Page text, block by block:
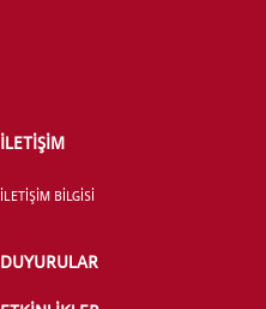
İLETİŞİM
İLETİŞİM BİLGİSİ
DUYURULAR